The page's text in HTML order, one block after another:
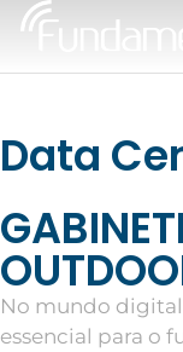
Data
No mundo
essencial para o